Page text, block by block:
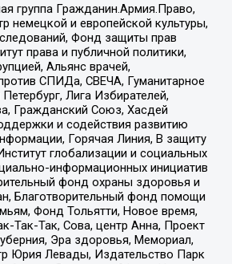
группа Гражданин.Армия.Право,
немецкой и европейской культуры,
Фонд защиты прав
права и публичной политики,
Альянс врачей,
СПИДа, СВЕЧА, Гуманитарное
Лига Избирателей,
Гражданский Союз, Хасдей
и содействия развитию
Горячая Линия, В защиту
глобализации и социальных
информационных инициатив
фонд охраны здоровья и
Благотворительный фонд помощи
Фонд Тольятти, Новое время,
Так-Так, Сова, центр Анна, Проект
Эра здоровья, Мемориал,
Юрия Левады, Издательство Парк